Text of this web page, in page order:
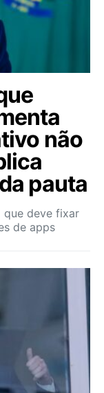
não
pauta
que deve fixar
de apps